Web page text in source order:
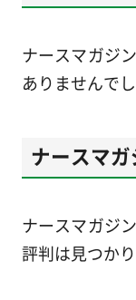
ナースマガジ
ありませんでし
ナースマ
ナースマガジ
評判は見つか